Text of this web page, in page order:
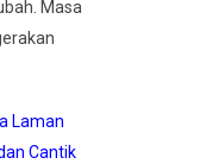
Masa
Laman
Cantik